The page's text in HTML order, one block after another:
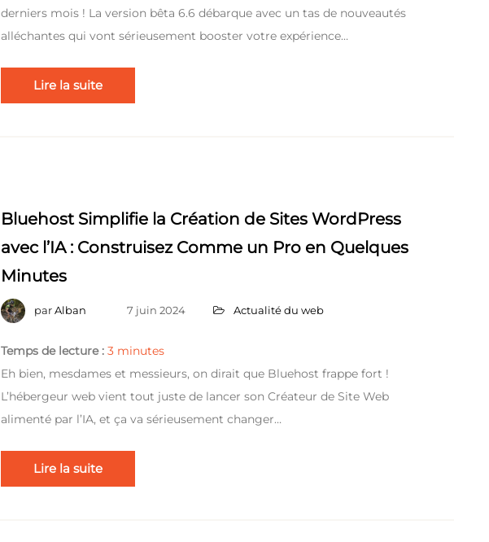
derniers mois ! La version bêta 6.6 débarque avec un tas de nouveautés
alléchantes qui vont sérieusement booster votre expérience…
Lire la suite
Bluehost Simplifie la Création de Sites WordPress
avec l’IA : Construisez Comme un Pro en Quelques
Minutes
parAlban 7 juin 2024 Actualité du web
Temps de lecture : 3 minutes
Eh bien, mesdames et messieurs, on dirait que Bluehost frappe fort !
L’hébergeur web vient tout juste de lancer son Créateur de Site Web
alimenté par l’IA, et ça va sérieusement changer…
Lire la suite